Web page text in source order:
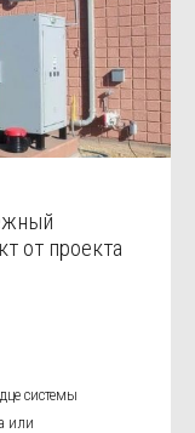
от проекта
системы
или